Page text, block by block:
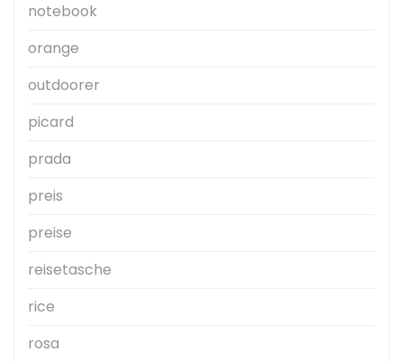
notebook
orange
outdoorer
picard
prada
preis
preise
reisetasche
rice
rosa